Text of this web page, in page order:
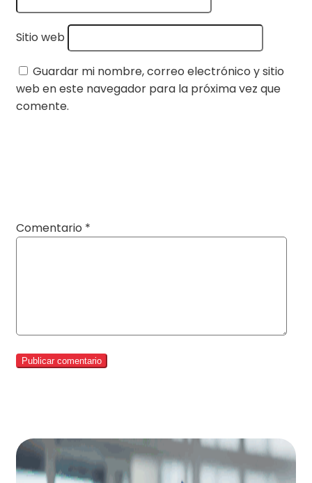
Sitio web
Guardar mi nombre, correo electrónico y sitio
web en este navegador para la próxima vez que
comente.
Comentario *